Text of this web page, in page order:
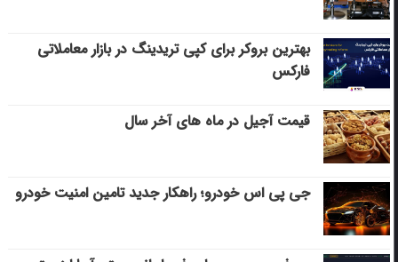
بهترین بروکر برای کپی‌ تریدینگ در بازار معاملاتی
فارکس
قیمت آجیل در ماه های آخر سال
جی پی اس خودرو؛ راهکار جدید تامین امنیت خودرو